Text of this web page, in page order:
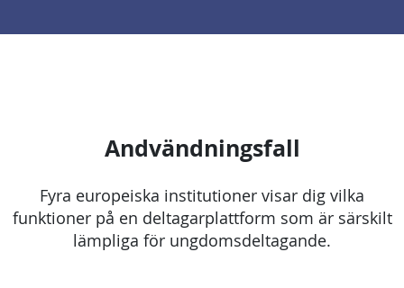
Andvändningsfall
Fyra europeiska institutioner visar dig vilka
funktioner på en deltagarplattform som är särskilt
lämpliga för ungdomsdeltagande.